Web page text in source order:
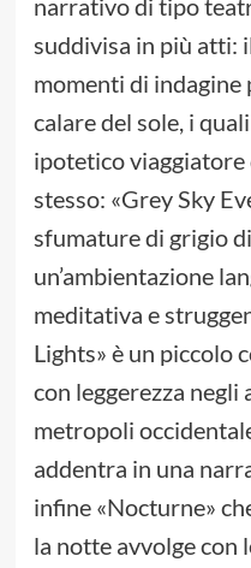
narrativo di tipo
suddivisa in più atti:
momenti di
calare del sole, i
ipotetico viaggiatore
stesso: «Grey Sky
sfumature di grigio
un’ambientazione
meditativa e
Lights» è un piccolo
con leggerezza negli
metropoli
addentra in una
infine «Nocturne»
la notte avvolge con